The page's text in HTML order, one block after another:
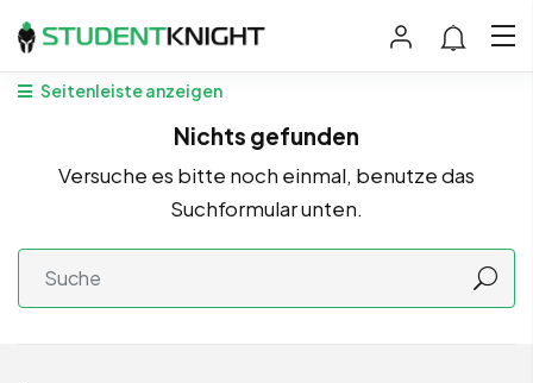
Seitenleiste anzeigen
Nichts gefunden
Versuche es bitte noch einmal, benutze das
Suchformular unten.